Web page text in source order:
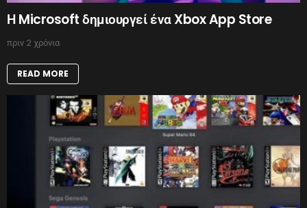
Η Microsoft δημιουργεί ένα Xbox App Store
πριν 2 χρόνια
READ MORE